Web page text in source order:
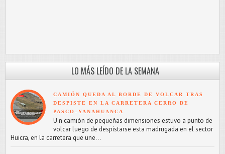
LO MÁS LEÍDO DE LA SEMANA
CAMIÓN QUEDA AL BORDE DE VOLCAR TRAS
DESPISTE EN LA CARRETERA CERRO DE
PASCO–YANAHUANCA
U n camión de pequeñas dimensiones estuvo a punto de
volcar luego de despistarse esta madrugada en el sector
Huicra, en la carretera que une...